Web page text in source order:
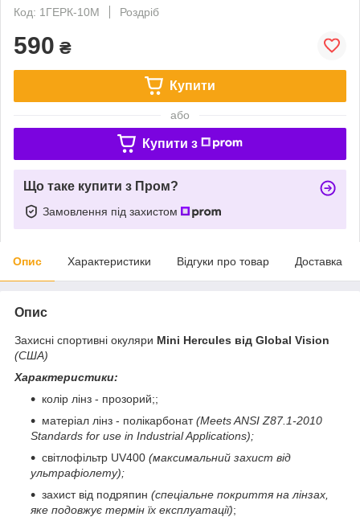
Код: 1ГЕРК-10М
Роздріб
590 ₴
Купити
або
Купити з
Що таке купити з Пром?
Замовлення під захистом
Опис Характеристики Відгуки про товар Доставка
Опис
Захисні спортивні окуляри Mini Hercules від Global Vision
(США)
Характеристики:
колір лінз - прозорий;;
матеріал лінз - полікарбонат(Meets ANSI Z87.1-2010
Standards for use in Industrial Applications);
світлофільтр UV400 (максимальний захист від
ультрафіолету);
захист від подряпин (спеціальне покриття на лінзах,
яке подовжує термін їх експлуатації);